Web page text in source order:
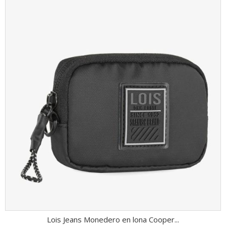
Lois Jeans Monedero en lona Cooper...